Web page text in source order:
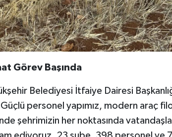
Görev Başında
Belediyesi İtfaiye Dairesi
personel yapımız, modern araç
şehrimizin her noktasında